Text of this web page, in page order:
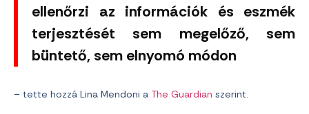
ellenőrzi az információk és eszmék
terjesztését sem megelőző, sem
büntető, sem elnyomó módon
– tette hozzá Lina Mendoni a The Guardian szerint.